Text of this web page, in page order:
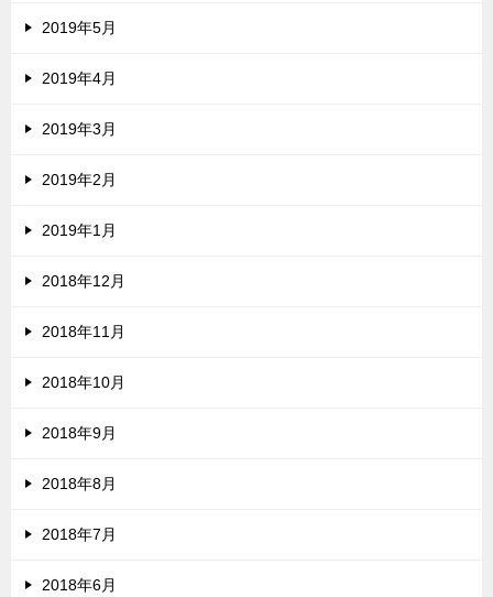
2019年5月
2019年4月
2019年3月
2019年2月
2019年1月
2018年12月
2018年11月
2018年10月
2018年9月
2018年8月
2018年7月
2018年6月